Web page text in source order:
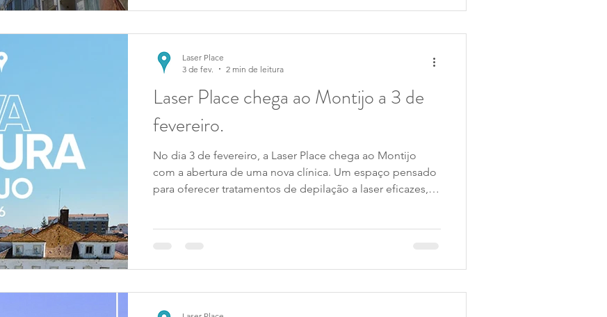
bem na própria pele.
Laser Place chega ao Montijo a 3 de
fevereiro.
No dia 3 de fevereiro, a Laser Place chega ao Montijo
com a abertura de uma nova clínica. Um espaço pensado
para oferecer tratamentos de depilação a laser eficazes,
Laser Place
3 de fev.
2 min de leitura